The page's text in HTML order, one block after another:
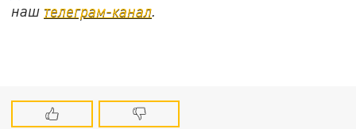
наш телеграм-канал.